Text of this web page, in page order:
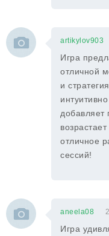
artikylov903
Игра
отличной
и
добавляет
отличное
сессий!
aneela08
Игра